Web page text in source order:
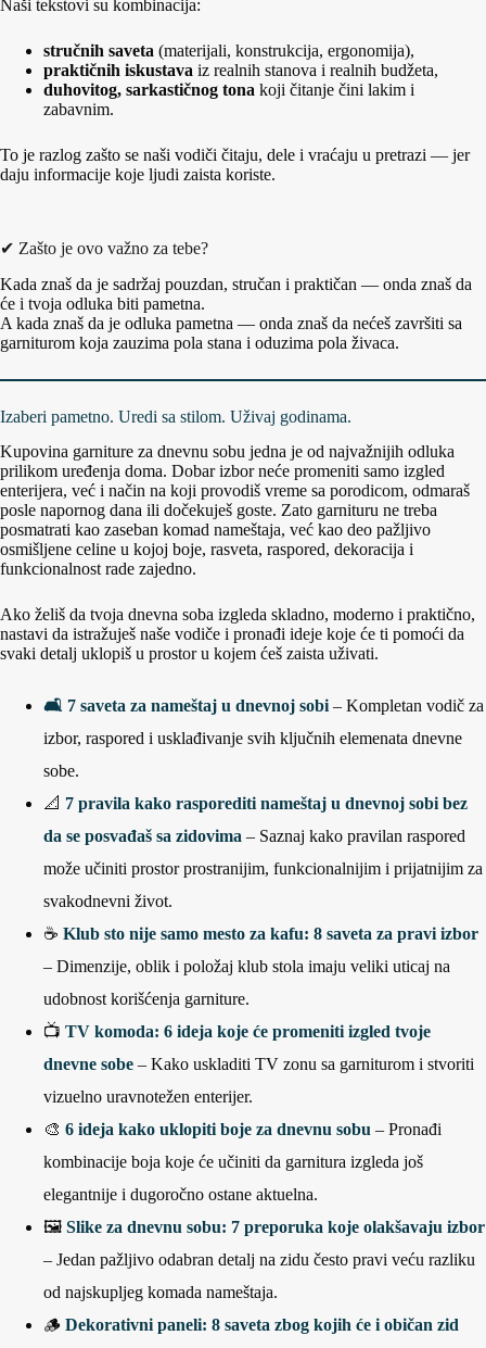
Naši tekstovi su kombinacija:
stručnih saveta (materijali, konstrukcija, ergonomija),
praktičnih iskustava iz realnih stanova i realnih budžeta,
duhovitog, sarkastičnog tona koji čitanje čini lakim i
zabavnim.
To je razlog zašto se naši vodiči čitaju, dele i vraćaju u pretrazi — jer
daju informacije koje ljudi zaista koriste.
✔ Zašto je ovo važno za tebe?
Kada znaš da je sadržaj pouzdan, stručan i praktičan — onda znaš da
će i tvoja odluka biti pametna.
A kada znaš da je odluka pametna — onda znaš da nećeš završiti sa
garniturom koja zauzima pola stana i oduzima pola živaca.
Izaberi pametno. Uredi sa stilom. Uživaj godinama.
Kupovina garniture za dnevnu sobu jedna je od najvažnijih odluka
prilikom uređenja doma. Dobar izbor neće promeniti samo izgled
enterijera, već i način na koji provodiš vreme sa porodicom, odmaraš
posle napornog dana ili dočekuješ goste. Zato garnituru ne treba
posmatrati kao zaseban komad nameštaja, već kao deo pažljivo
osmišljene celine u kojoj boje, rasveta, raspored, dekoracija i
funkcionalnost rade zajedno.
Ako želiš da tvoja dnevna soba izgleda skladno, moderno i praktično,
nastavi da istražuješ naše vodiče i pronađi ideje koje će ti pomoći da
svaki detalj uklopiš u prostor u kojem ćeš zaista uživati.
🛋️ 7 saveta za nameštaj u dnevnoj sobi – Kompletan vodič za
izbor, raspored i usklađivanje svih ključnih elemenata dnevne
sobe.
📐 7 pravila kako rasporediti nameštaj u dnevnoj sobi bez
da se posvađaš sa zidovima – Saznaj kako pravilan raspored
može učiniti prostor prostranijim, funkcionalnijim i prijatnijim za
svakodnevni život.
☕ Klub sto nije samo mesto za kafu: 8 saveta za pravi izbor
– Dimenzije, oblik i položaj klub stola imaju veliki uticaj na
udobnost korišćenja garniture.
📺 TV komoda: 6 ideja koje će promeniti izgled tvoje
dnevne sobe – Kako uskladiti TV zonu sa garniturom i stvoriti
vizuelno uravnotežen enterijer.
🎨 6 ideja kako uklopiti boje za dnevnu sobu – Pronađi
kombinacije boja koje će učiniti da garnitura izgleda još
elegantnije i dugoročno ostane aktuelna.
🖼️ Slike za dnevnu sobu: 7 preporuka koje olakšavaju izbor
– Jedan pažljivo odabran detalj na zidu često pravi veću razliku
od najskupljeg komada nameštaja.
🪵 Dekorativni paneli: 8 saveta zbog kojih će i običan zid